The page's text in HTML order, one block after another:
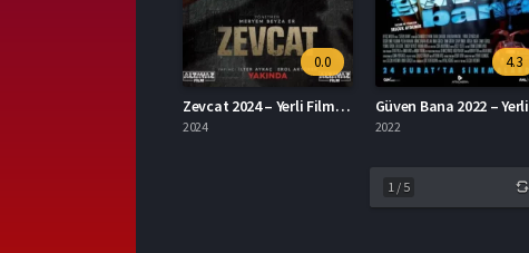
0.0
Zevcat 2024 – Yerli Film 1080p Turkce Dublaj izle
2024
4.3
2022
1 / 5